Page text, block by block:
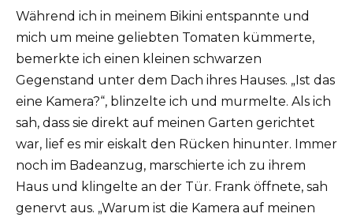
Während ich in meinem Bikini entspannte und
mich um meine geliebten Tomaten kümmerte,
bemerkte ich einen kleinen schwarzen
Gegenstand unter dem Dach ihres Hauses. „Ist das
eine Kamera?“, blinzelte ich und murmelte. Als ich
sah, dass sie direkt auf meinen Garten gerichtet
war, lief es mir eiskalt den Rücken hinunter. Immer
noch im Badeanzug, marschierte ich zu ihrem
Haus und klingelte an der Tür. Frank öffnete, sah
genervt aus. „Warum ist die Kamera auf meinen